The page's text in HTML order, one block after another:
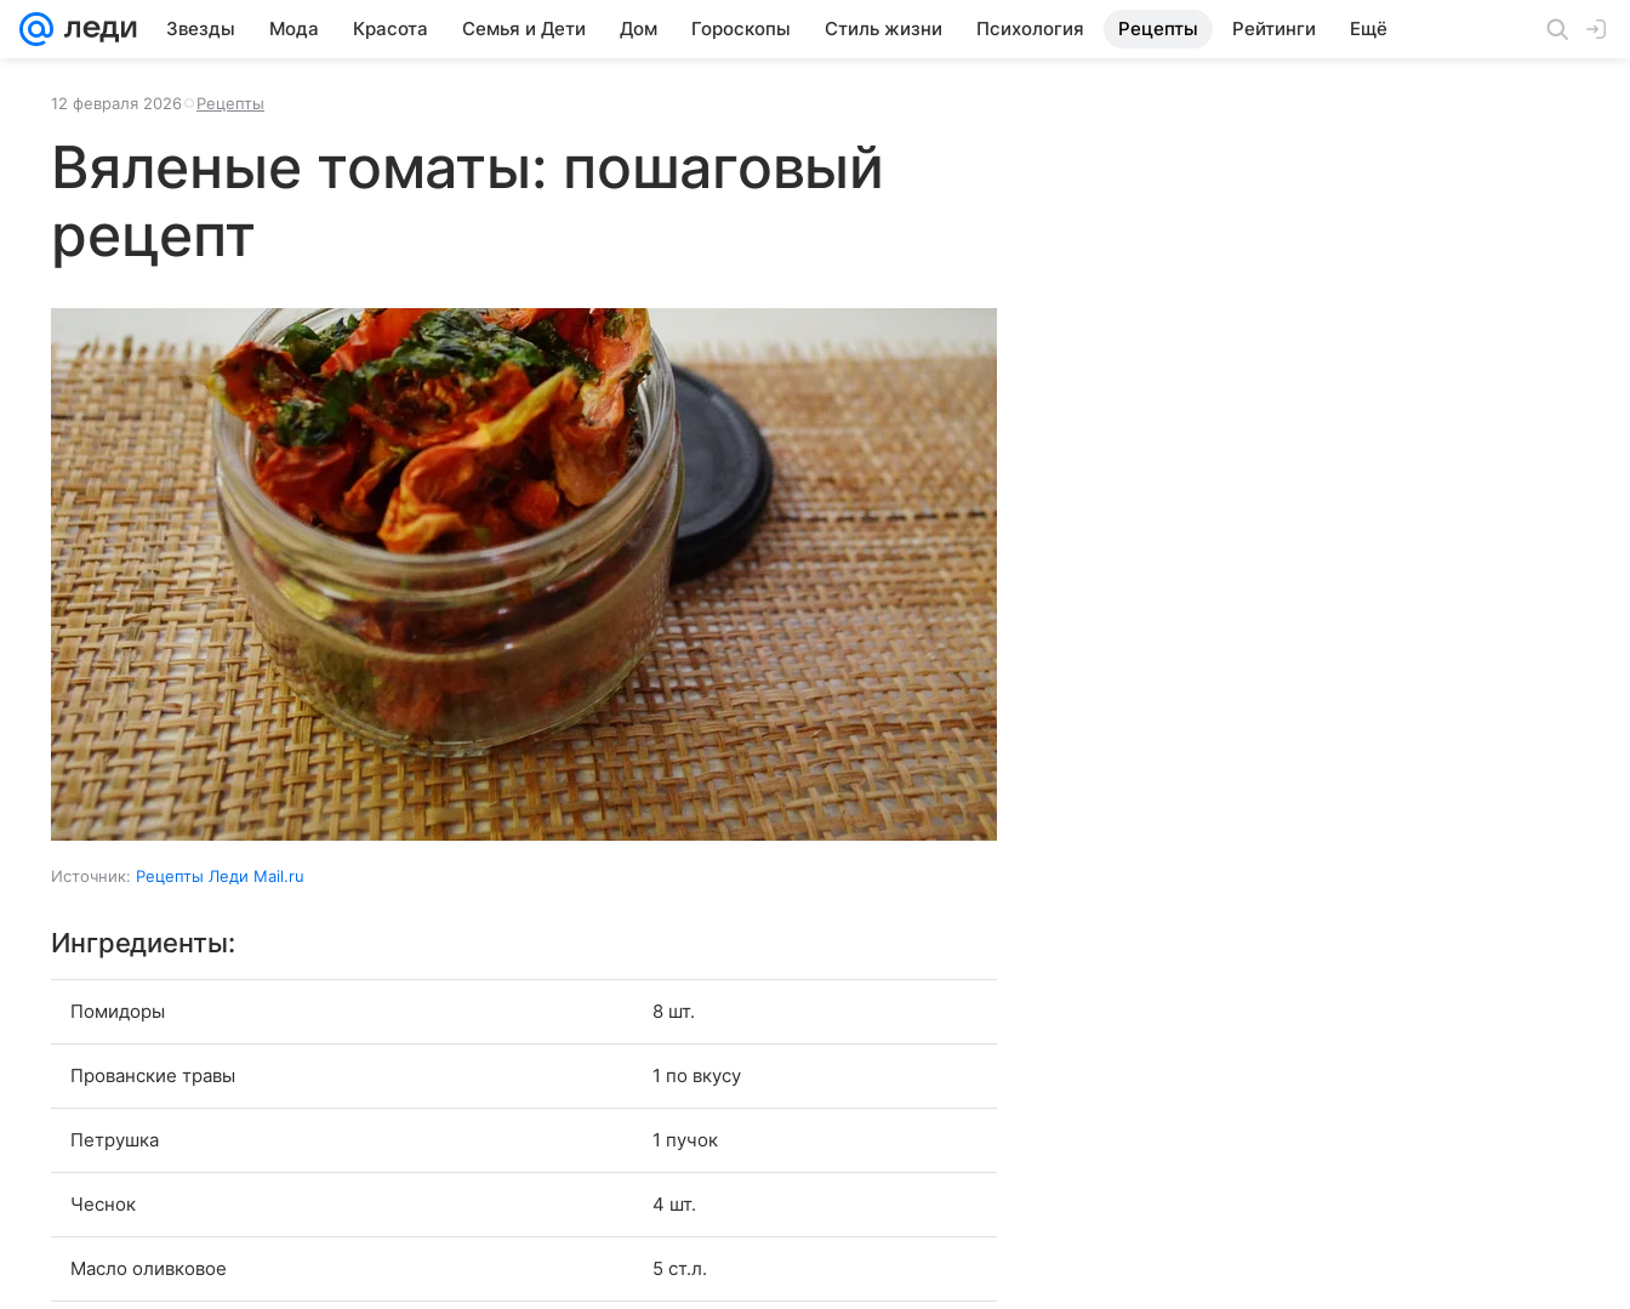
Звезды Мода Красота Семья и Дети Дом Гороскопы Стиль жизни Психология Рецепты Рейтинги Ещё
12 февраля 2026 Рецепты
Вяленые томаты: пошаговый
рецепт
Источник: Рецепты Леди Mail.ru
Ингредиенты:
Помидоры 8 шт.
Прованские травы 1 по вкусу
Петрушка 1 пучок
Чеснок 4 шт.
Масло оливковое 5 ст.л.